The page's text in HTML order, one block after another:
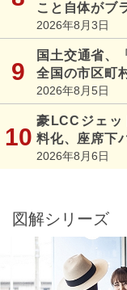
こと自体がブ
2026年8月3日
国土交通省、
全国の市区町
2026年8月5日
豪LCCジェッ
料化、座席下
2026年8月6日
図解シリーズ